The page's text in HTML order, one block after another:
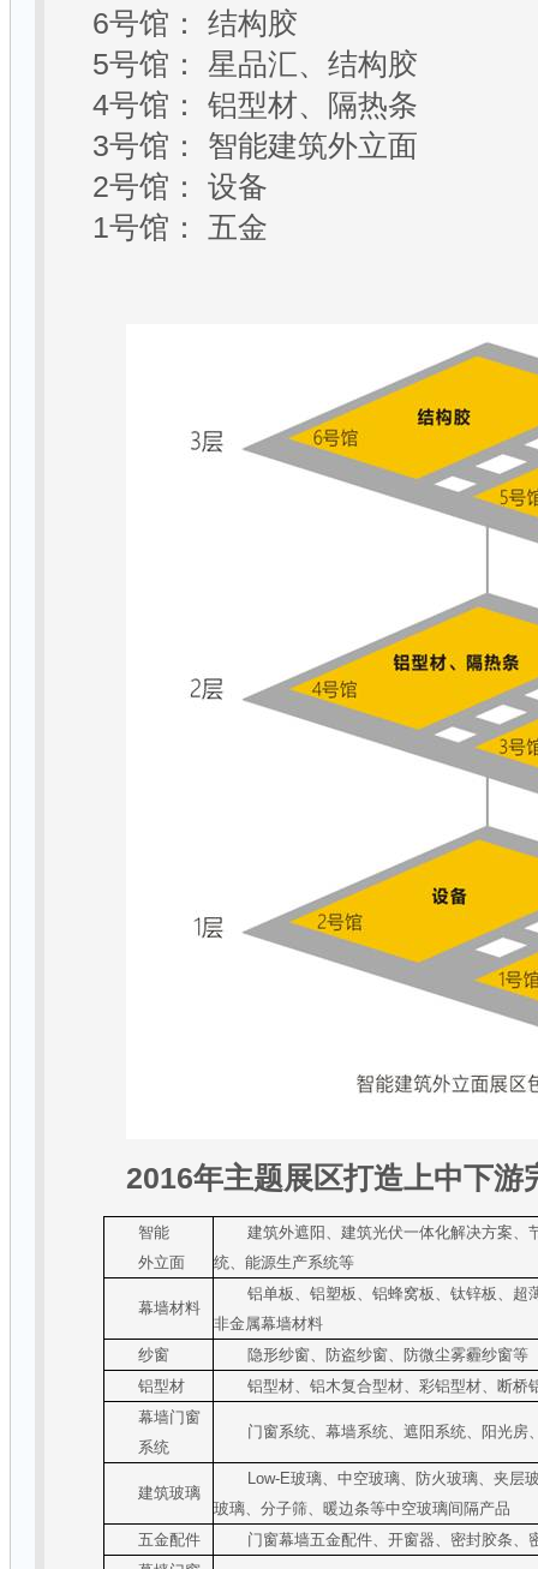
6号馆：
结构胶
5号馆：
星品汇、结构胶
4号馆：
铝型材、隔热条
3号馆：
智能建筑外立面
2号馆：
设备
1号馆： 五金
2016年主题展区打造上中下游
智能
外立面
建筑外遮阳、建筑光伏一体化解决方案、
统、能源生产系统等
幕墙材料
铝单板、铝塑板、铝蜂窝板、钛锌板、超
非金属幕墙材料
纱窗
隐形纱窗、防盗纱窗、防微尘雾霾纱窗等
铝型材
铝型材、铝木复合型材、彩铝型材、断桥
幕墙门窗
系统
门窗系统、幕墙系统、遮阳系统、阳光房
建筑玻璃
Low-E玻璃、中空玻璃、防火玻璃、夹层
玻璃、分子筛、暖边条等中空玻璃间隔产品
五金配件
门窗幕墙五金配件、开窗器、密封胶条、